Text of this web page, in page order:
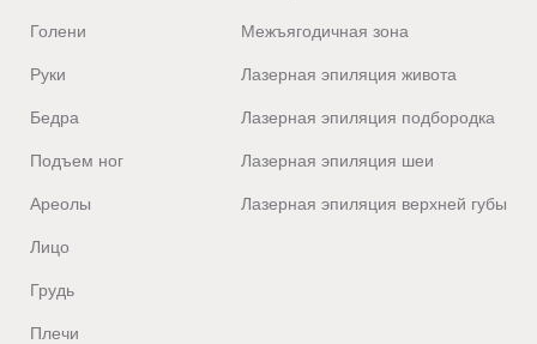
Голени
Руки
Бедра
Подъем ног
Ареолы
Лицо
Грудь
Плечи
Межъягодичная зона
Лазерная эпиляция живота
Лазерная эпиляция подбородка
Лазерная эпиляция шеи
Лазерная эпиляция верхней губы